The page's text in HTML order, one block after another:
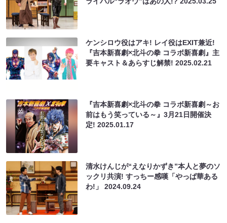
ケンシロウ役はアキ! レイ役はEXIT兼近!
『吉本新喜劇×北斗の拳 コラボ新喜劇』主
要キャスト＆あらすじ解禁!2025.02.21
『吉本新喜劇×北斗の拳 コラボ新喜劇～お
前はもう笑っている～』3月21日開催決
定!2025.01.17
清水けんじが“えなりかずき”本人と夢のソ
ックリ共演! すっちー感嘆「やっぱ華ある
わ!」2024.09.24